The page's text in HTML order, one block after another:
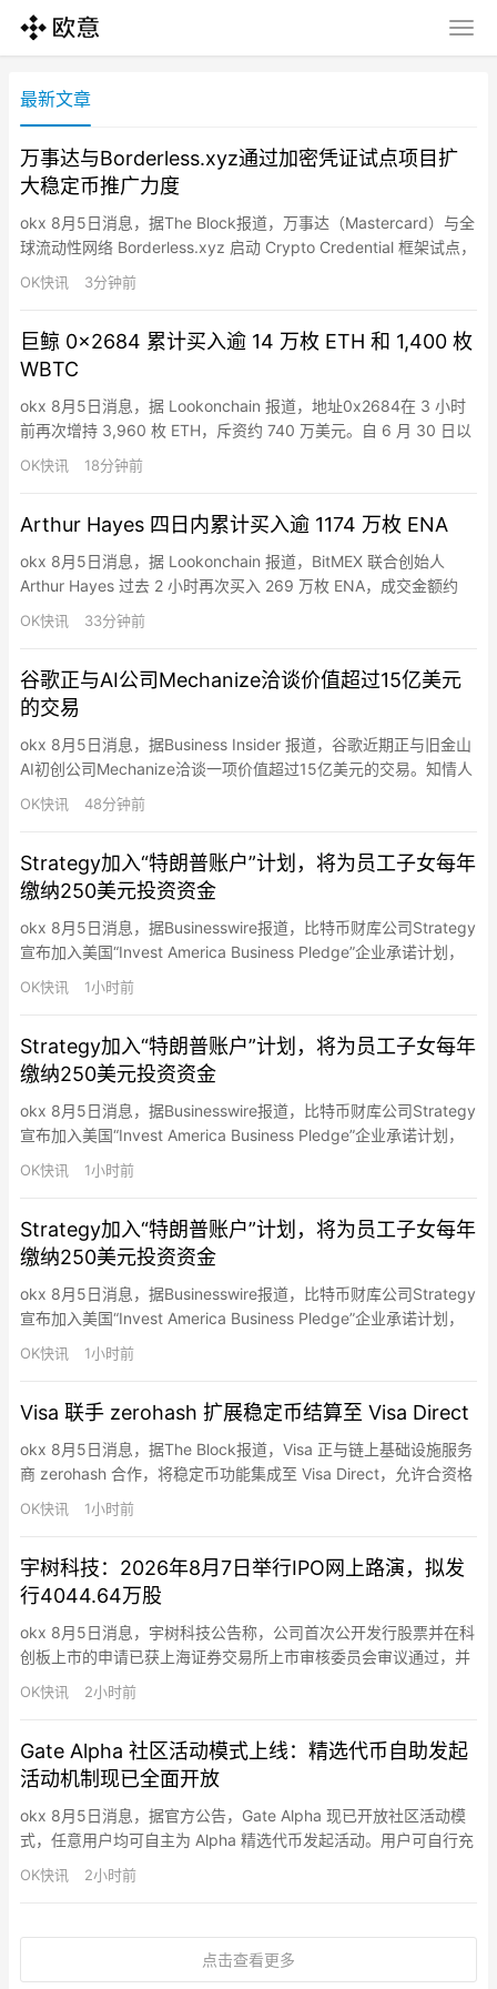
最新文章
万事达与Borderless.xyz通过加密凭证试点项目扩
大稳定币推广力度
okx 8月5日消息，据The Block报道，万事达（Mastercard）与全
球流动性网络 Borderless.xyz 启动 Crypto Credential 框架试点，
用于测试跨境稳定币支付流程中的身份验证与合规信号集成。试点
将评估该框架在 Borderless.xyz 稳定币支付网络中的表现，参与
OK快讯 3分钟前
巨鲸 0x2684 累计买入逾 14 万枚 ETH 和 1,400 枚
WBTC
okx 8月5日消息，据 Lookonchain 报道，地址0x2684在 3 小时
前再次增持 3,960 枚 ETH，斥资约 740 万美元。自 6 月 30 日以
来，以太坊巨鲸地址 0x2684 先后买入 79,216 枚 ETH，累计金额
约 1.41 亿美元，平均买入价 1,777 美元；同时买入 1,400 枚
OK快讯 18分钟前
Arthur Hayes 四日内累计买入逾 1174 万枚 ENA
okx 8月5日消息，据 Lookonchain 报道，BitMEX 联合创始人
Arthur Hayes 过去 2 小时再次买入 269 万枚 ENA，成交金额约
24.6 万美元。过去 4 天内，他累计买入 1174 万枚 ENA，买入总
额约 102 万美元，平均价格约 0.087 美元。
OK快讯 33分钟前
谷歌正与AI公司Mechanize洽谈价值超过15亿美元
的交易
okx 8月5日消息，据Business Insider 报道，谷歌近期正与旧金山
AI初创公司Mechanize洽谈一项价值超过15亿美元的交易。知情人
士称，谷歌拟吸纳Mechanize部分人才，并获得其技术的非独家许
可；相关人员可能加入谷歌，从事AI模型评估与开发。交易仍在推
能力，今年早些…
OK快讯 48分钟前
Strategy加入“特朗普账户”计划，将为员工子女每年
缴纳250美元投资资金
okx 8月5日消息，据Businesswire报道，比特币财库公司Strategy
宣布加入美国“Invest America Business Pledge”企业承诺计划，
将通过“特朗普账户（Trump Accounts）”为符合条件的美国员工子
女提供长期投资支持。Strategy表示，公司将为每名18岁以下符合
OK快讯 1小时前
Strategy加入“特朗普账户”计划，将为员工子女每年
缴纳250美元投资资金
okx 8月5日消息，据Businesswire报道，比特币财库公司Strategy
宣布加入美国“Invest America Business Pledge”企业承诺计划，
将通过“特朗普账户（Trump Accounts）”为符合条件的美国员工子
女提供长期投资支持。Strategy表示，公司将为每名18岁以下符合
OK快讯 1小时前
Strategy加入“特朗普账户”计划，将为员工子女每年
缴纳250美元投资资金
okx 8月5日消息，据Businesswire报道，比特币财库公司Strategy
宣布加入美国“Invest America Business Pledge”企业承诺计划，
将通过“特朗普账户（Trump Accounts）”为符合条件的美国员工子
女提供长期投资支持。Strategy表示，公司将为每名18岁以下符合
OK快讯 1小时前
Visa 联手 zerohash 扩展稳定币结算至 Visa Direct
okx 8月5日消息，据The Block报道，Visa 正与链上基础设施服务
商 zerohash 合作，将稳定币功能集成至 Visa Direct，允许合资格
客户预充值商户账户并以稳定币向全球收款方付款。Visa Direct 覆
盖超 195 个国家和地区、连接逾 180 亿个终端，包括银行卡、银
OK快讯 1小时前
宇树科技：2026年8月7日举行IPO网上路演，拟发
行4044.64万股
okx 8月5日消息，宇树科技公告称，公司首次公开发行股票并在科
创板上市的申请已获上海证券交易所上市审核委员会审议通过，并
获中国证监会同意注册。本次发行采用战略配售、网下发行和网上
发行相结合的方式，拟公开发行新股4044.64万股，占发行后总股
8月7日（周五）14:00-17:00举行网上路演…
OK快讯 2小时前
Gate Alpha 社区活动模式上线：精选代币自助发起
活动机制现已全面开放
okx 8月5日消息，据官方公告，Gate Alpha 现已开放社区活动模
式，任意用户均可自主为 Alpha 精选代币发起活动。用户可自行充
值活动预算（最低 1,000 USDT 等值代币）、选择活动模式并提交
审核，审核通过后即可在 Gate Alpha 社区活动专区正式上线。目
交后 24 小时内完成…
OK快讯 2小时前
点击查看更多